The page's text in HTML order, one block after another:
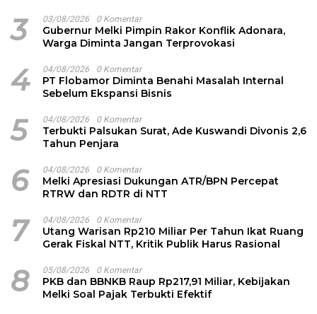
3 03/08/2026 0 Komentar
Gubernur Melki Pimpin Rakor Konflik Adonara,
Warga Diminta Jangan Terprovokasi
4 04/08/2026 0 Komentar
PT Flobamor Diminta Benahi Masalah Internal
Sebelum Ekspansi Bisnis
5 04/08/2026 0 Komentar
Terbukti Palsukan Surat, Ade Kuswandi Divonis 2,6
Tahun Penjara
6 04/08/2026 0 Komentar
Melki Apresiasi Dukungan ATR/BPN Percepat
RTRW dan RDTR di NTT
7 04/08/2026 0 Komentar
Utang Warisan Rp210 Miliar Per Tahun Ikat Ruang
Gerak Fiskal NTT, Kritik Publik Harus Rasional
8 05/08/2026 0 Komentar
PKB dan BBNKB Raup Rp217,91 Miliar, Kebijakan
Melki Soal Pajak Terbukti Efektif